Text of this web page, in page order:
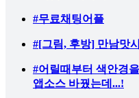
#무료채팅어플
#[그림, 후방] 만남맛
#어릴때부터 색안경
앱소스 바꿨는데...!